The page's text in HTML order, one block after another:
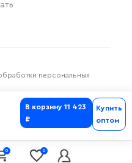
0 0
В корзину11 423
₽
Купить
оптом
персональных